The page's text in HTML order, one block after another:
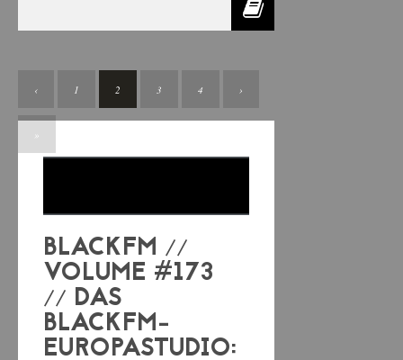
‹ 1 2 3 4 ›
»
BLACKFM //
VOLUME #173
// DAS
BLACKFM-
EUROPASTUDIO: